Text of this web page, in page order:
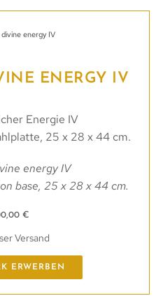
ENERGY IV
Energie IV
25 x 28 x 44 cm.
energy IV
base, 25 x 28 x 44 cm.
€
Versand
ERWERBEN